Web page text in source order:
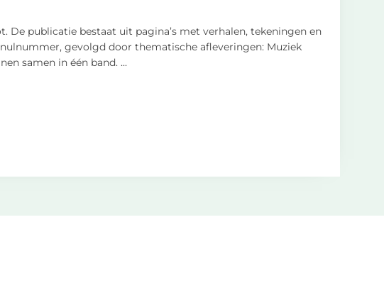
publicatie bestaat uit pagina’s met verhalen, tekeningen en
gevolgd door thematische afleveringen: Muziek
samen in één band....